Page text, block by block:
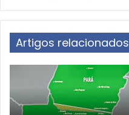
i
u
n
d
e
Artigos relacionados